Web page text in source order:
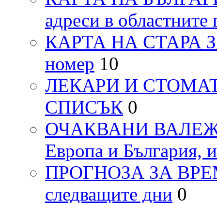
адреси в областните
КАРТА НА СТАРА
номер 10
ЛЕКАРИ И
СПИСЪК 0
ОЧАКВАНИ ВАЛЕЖИ
Европа и България,
ПРОГНОЗА ЗА
следващите дни 0